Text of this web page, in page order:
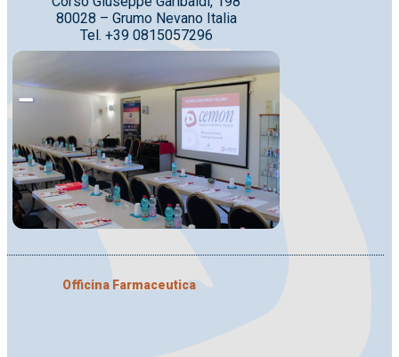
80028 – Grumo Nevano Italia
Tel. +39 0815057296
Officina Farmaceutica